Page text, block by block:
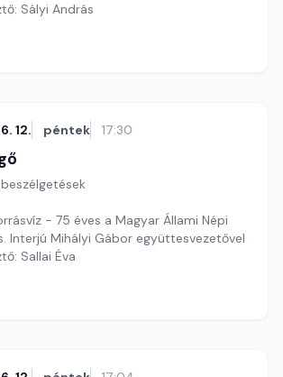
Sályi András
12. péntek 17:30
- 75 éves a Magyar Állami Népi
Interjú Mihályi Gábor együttesvezetővel
Sallai Éva